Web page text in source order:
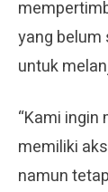
yang belum
untuk
“Kami
memiliki
namun